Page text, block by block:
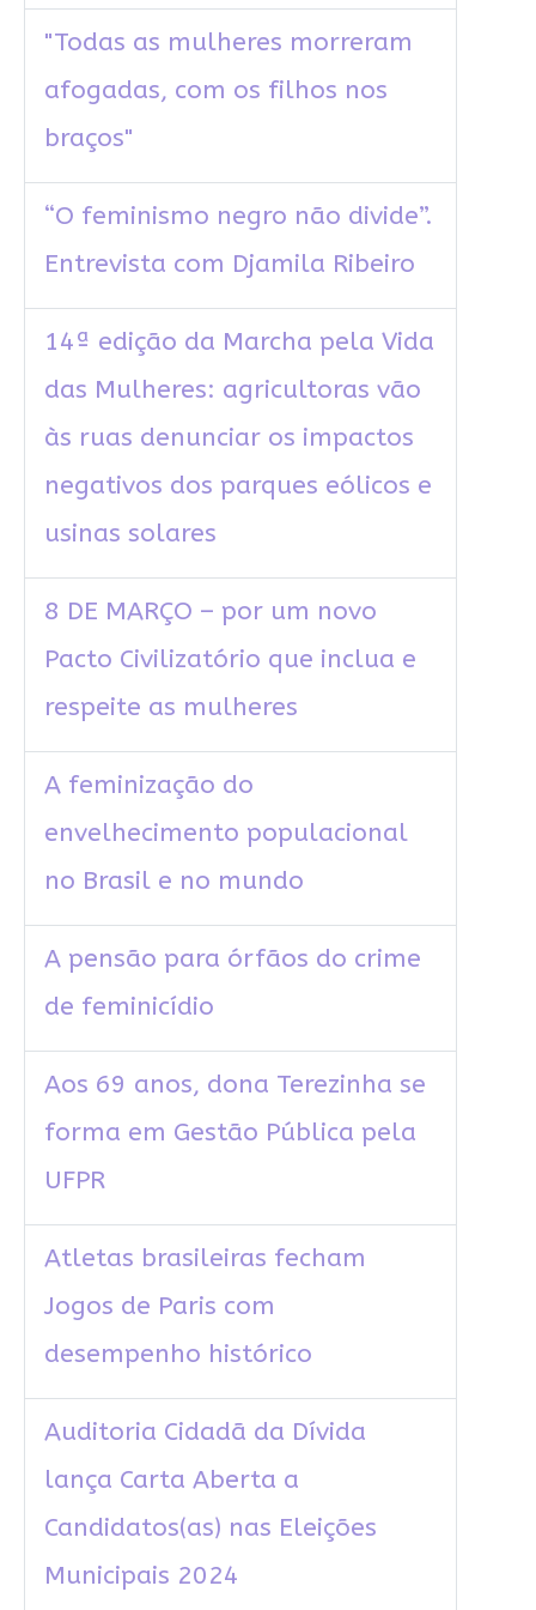
"Todas as mulheres morreram
afogadas, com os filhos nos
braços"
“O feminismo negro não divide”.
Entrevista com Djamila Ribeiro
14ª edição da Marcha pela Vida
das Mulheres: agricultoras vão
às ruas denunciar os impactos
negativos dos parques eólicos e
usinas solares
8 DE MARÇO – por um novo
Pacto Civilizatório que inclua e
respeite as mulheres
A feminização do
envelhecimento populacional
no Brasil e no mundo
A pensão para órfãos do crime
de feminicídio
Aos 69 anos, dona Terezinha se
forma em Gestão Pública pela
UFPR
Atletas brasileiras fecham
Jogos de Paris com
desempenho histórico
Auditoria Cidadã da Dívida
lança Carta Aberta a
Candidatos(as) nas Eleições
Municipais 2024